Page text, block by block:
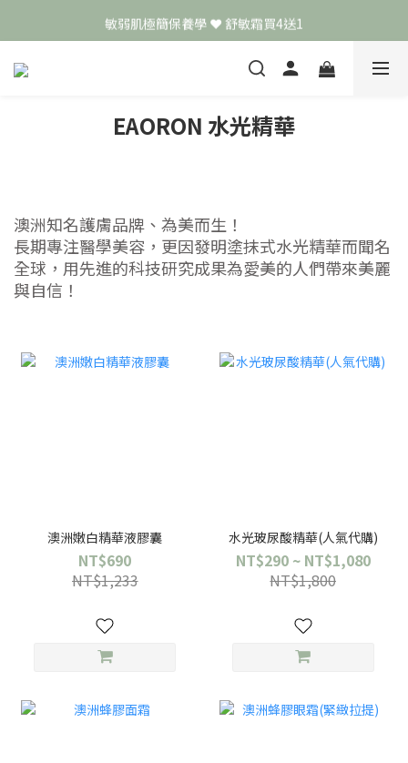
頭皮保養月❤️養髮精華買2送1
敏弱肌極簡保養學 ❤️ 舒敏霜買4送1
📣 加入LINE好友送50元
EAORON 水光精華
澳洲知名護膚品牌、為美而生！
長期專注醫學美容，更因發明塗抹式水光精華而聞名
全球，用先進的科技研究成果為愛美的人們帶來美麗
與自信！
澳洲嫩白精華液膠囊
NT$690
NT$1,233
水光玻尿酸精華(人氣代購)
NT$290 ~ NT$1,080
NT$1,800